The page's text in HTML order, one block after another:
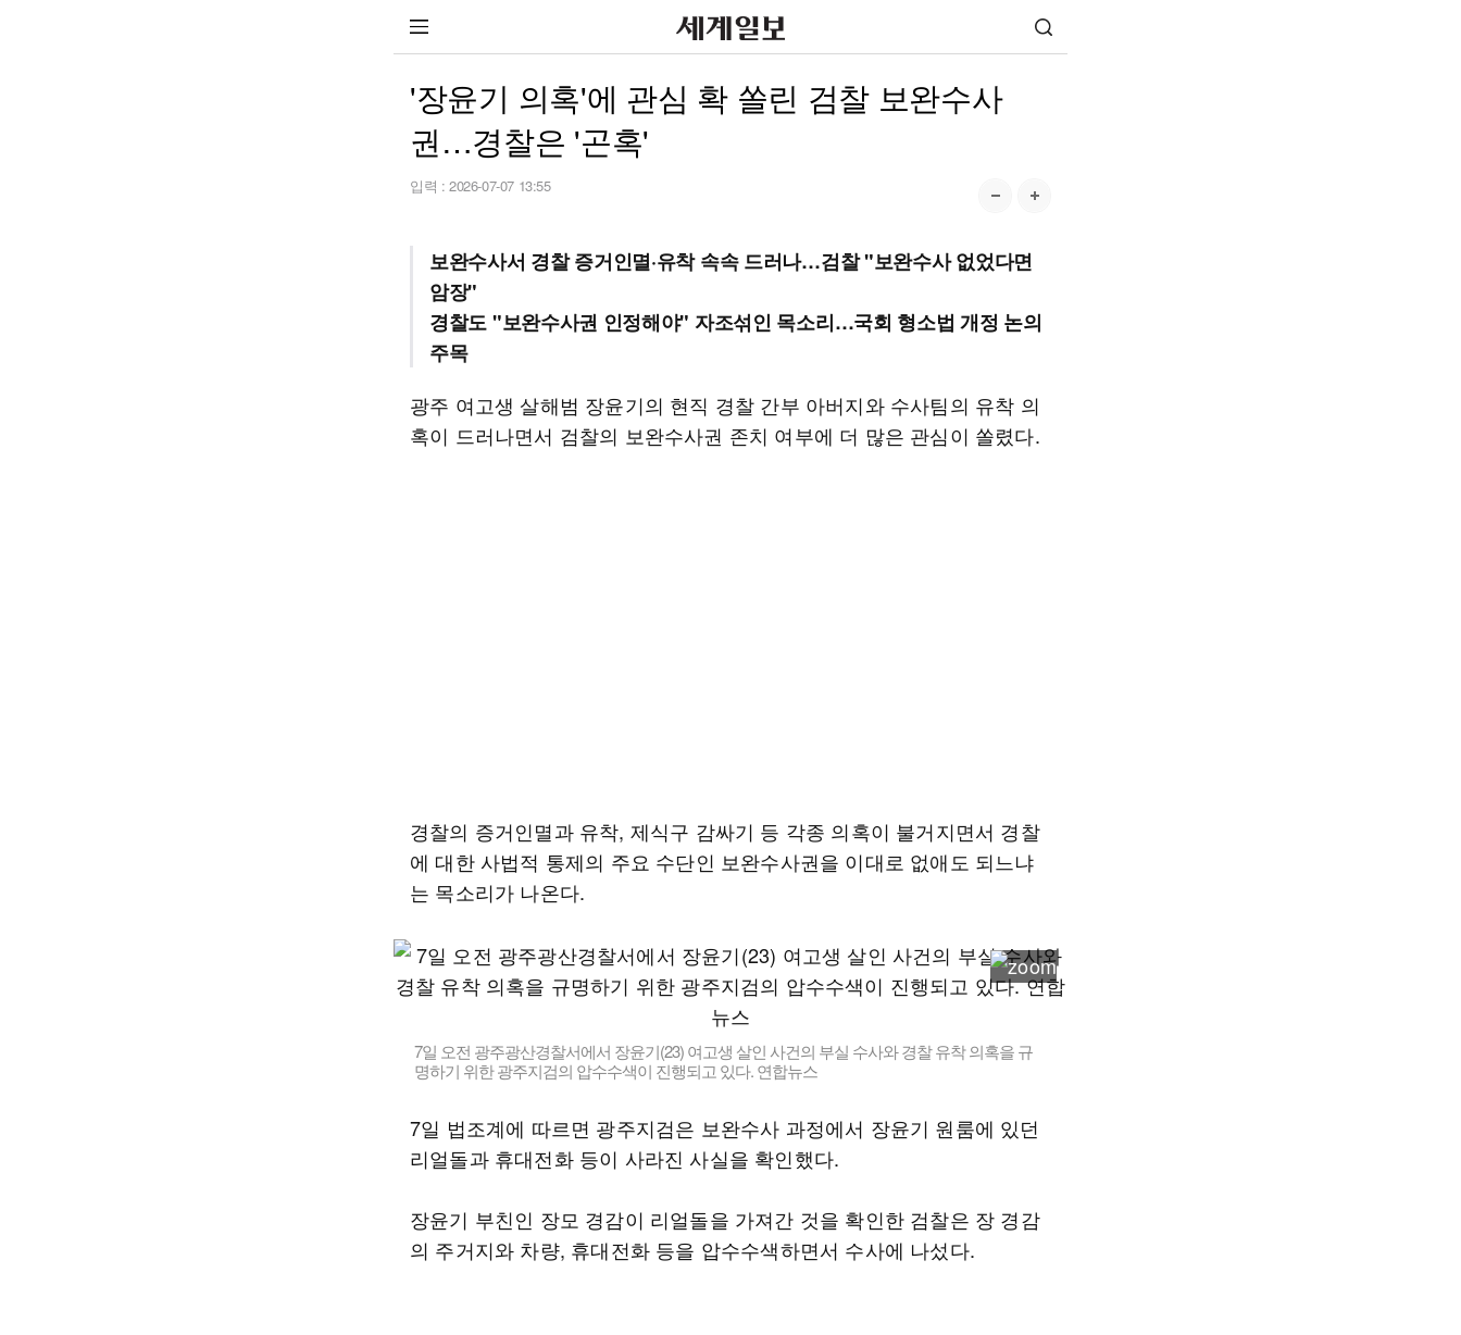
'장윤기 의혹'에 관심 확 쏠린 검찰 보완수사
권…경찰은 '곤혹'
입력 : 2026-07-07 13:55
보완수사서 경찰 증거인멸·유착 속속 드러나…검찰 "보완수사 없었다면
암장"
경찰도 "보완수사권 인정해야" 자조섞인 목소리…국회 형소법 개정 논의
주목
광주 여고생 살해범 장윤기의 현직 경찰 간부 아버지와 수사팀의 유착 의
혹이 드러나면서 검찰의 보완수사권 존치 여부에 더 많은 관심이 쏠렸다.
경찰의 증거인멸과 유착, 제식구 감싸기 등 각종 의혹이 불거지면서 경찰
에 대한 사법적 통제의 주요 수단인 보완수사권을 이대로 없애도 되느냐
는 목소리가 나온다.
7일 오전 광주광산경찰서에서 장윤기(23) 여고생 살인 사건의 부실 수사와 경찰 유착 의혹을 규
명하기 위한 광주지검의 압수수색이 진행되고 있다. 연합뉴스
7일 법조계에 따르면 광주지검은 보완수사 과정에서 장윤기 원룸에 있던
리얼돌과 휴대전화 등이 사라진 사실을 확인했다.
장윤기 부친인 장모 경감이 리얼돌을 가져간 것을 확인한 검찰은 장 경감
의 주거지와 차량, 휴대전화 등을 압수수색하면서 수사에 나섰다.